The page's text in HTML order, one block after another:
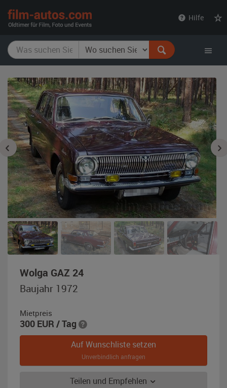
Hilfe
Wolga GAZ 24,
Baujahr 1972
Mietpreis
300 EUR / Tag
Auf Wunschliste setzen
Unverbindlich anfragen
Teilen und Empfehlen